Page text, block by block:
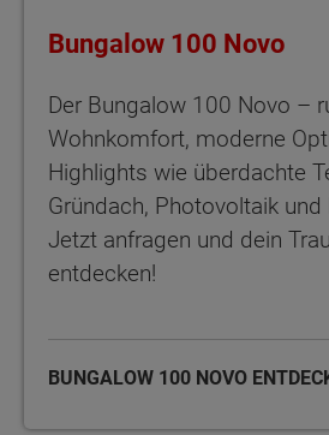
Bungalow 100 Novo
Der Bungalow 100 Novo –
Wohnkomfort, moderne
Highlights wie überdachte
Gründach, Photovoltaik und
Jetzt anfragen und dein
entdecken!
BUNGALOW 100 NOVO